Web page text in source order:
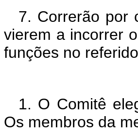
7. Correrão por
vierem a incorrer
funções no
1. O Comitê
Os membros da